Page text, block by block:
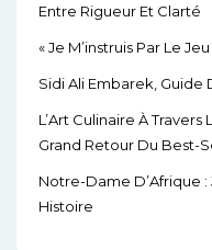
Entre Rigueur Et Clarté
« Je M’instruis Par Le
Sidi Ali Embarek, Guide
L’Art Culinaire À
Grand Retour Du Best-
Notre-Dame D’Afrique :
Histoire